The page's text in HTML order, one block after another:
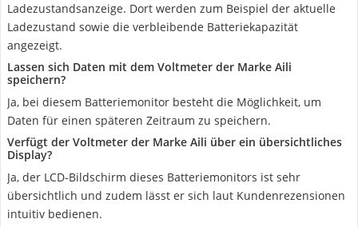
Ladezustandsanzeige. Dort werden zum Beispiel der aktuelle
Ladezustand sowie die verbleibende Batteriekapazität
angezeigt.
Lassen sich Daten mit dem Voltmeter der Marke Aili
speichern?
Ja, bei diesem Batteriemonitor besteht die Möglichkeit, um
Daten für einen späteren Zeitraum zu speichern.
Verfügt der Voltmeter der Marke Aili über ein übersichtliches
Display?
Ja, der LCD-Bildschirm dieses Batteriemonitors ist sehr
übersichtlich und zudem lässt er sich laut Kundenrezensionen
intuitiv bedienen.